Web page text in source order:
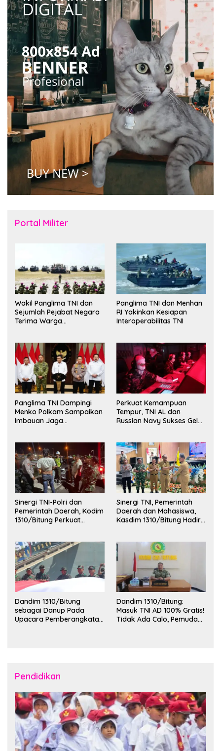
Portal Militer
Wakil Panglima TNI dan
Sejumlah Pejabat Negara
Terima Warga
Panglima TNI dan Menhan
RI Yakinkan Kesiapan
Interoperabilitas TNI
Panglima TNI Dampingi
Menko Polkam Sampaikan
Imbauan Jaga
Perkuat Kemampuan
Tempur, TNI AL dan
Russian Navy Sukses Gelar
Sinergi TNI-Polri dan
Pemerintah Daerah, Kodim
1310/Bitung Perkuat
Sinergi TNI, Pemerintah
Daerah dan Mahasiswa,
Kasdim 1310/Bitung Hadiri
Kota Bitung
Dandim 1310/Bitung
sebagai Danup Pada
Upacara Pemberangkatan
Dandim 1310/Bitung:
Masuk TNI AD 100% Gratis!
Tidak Ada Calo, Pemuda
Pendidikan